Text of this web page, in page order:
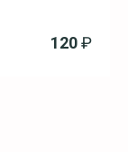
120₽